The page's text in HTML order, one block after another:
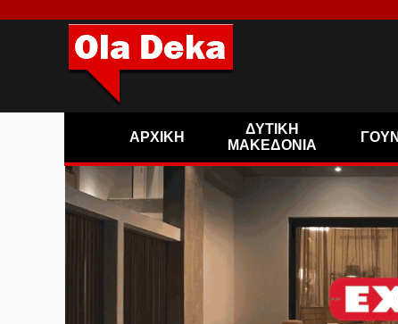
ΑΡΧΙΚΗ
ΔΥΤΙΚΗ
ΜΑΚΕΔΟΝΙΑ